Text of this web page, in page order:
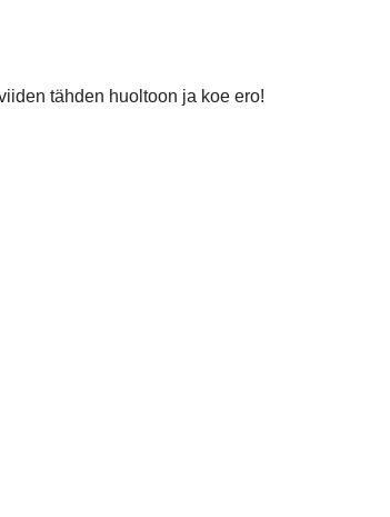
tähden huoltoon ja koe ero!